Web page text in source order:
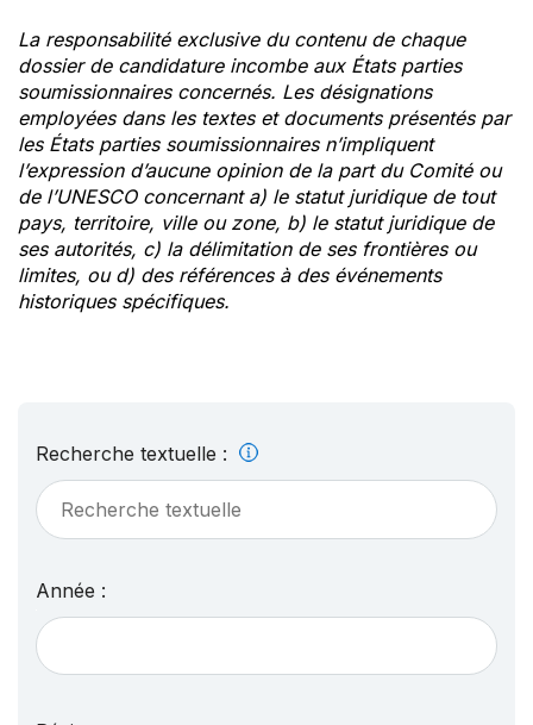
La responsabilité exclusive du contenu de chaque
dossier de candidature incombe aux États parties
soumissionnaires concernés. Les désignations
employées dans les textes et documents présentés par
les États parties soumissionnaires n’impliquent
l’expression d’aucune opinion de la part du Comité ou
de l’UNESCO concernant a) le statut juridique de tout
pays, territoire, ville ou zone, b) le statut juridique de
ses autorités, c) la délimitation de ses frontières ou
limites, ou d) des références à des événements
historiques spécifiques.
Recherche textuelle :
Année :